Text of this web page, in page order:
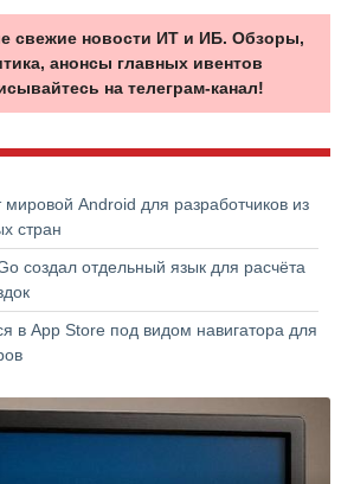
свежие новости ИТ и ИБ. Обзоры,
анонсы главных ивентов
на телеграм-канал!
мировой Android для разработчиков из
стран
создал отдельный язык для расчёта
в App Store под видом навигатора для